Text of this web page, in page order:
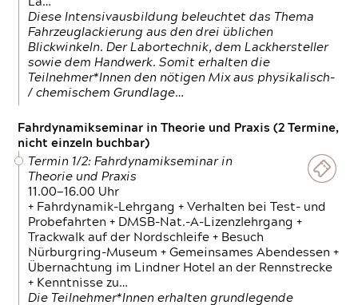
Diese Intensivausbildung beleuchtet das Thema
Fahrzeuglackierung aus den drei üblichen
Blickwinkeln. Der Labortechnik, dem Lackhersteller
sowie dem Handwerk. Somit erhalten die
Teilnehmer*Innen den nötigen Mix aus physikalisch-
/ chemischem Grundlage…
Fahrdynamikseminar in Theorie und Praxis (2 Termine,
nicht einzeln buchbar)
Termin 1/2: Fahrdynamikseminar in
Theorie und Praxis
11.00—16.00 Uhr
+ Fahrdynamik-Lehrgang + Verhalten bei Test- und
Probefahrten + DMSB-Nat.-A-Lizenzlehrgang +
Trackwalk auf der Nordschleife + Besuch
Nürburgring-Museum + Gemeinsames Abendessen +
Übernachtung im Lindner Hotel an der Rennstrecke
+ Kenntnisse zu…
Die Teilnehmer*Innen erhalten grundlegende